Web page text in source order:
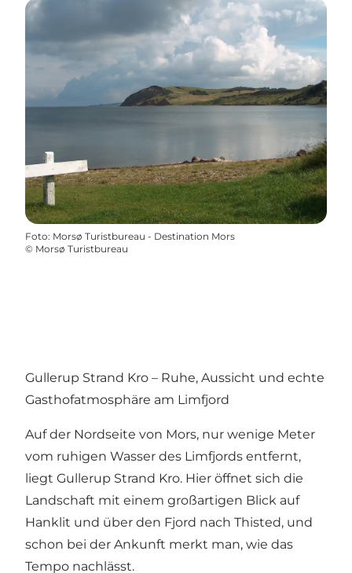
Foto: Morsø Turistbureau - Destination Mors
© Morsø Turistbureau
Gullerup Strand Kro – Ruhe, Aussicht und echte
Gasthofatmosphäre am Limfjord
Auf der Nordseite von Mors, nur wenige Meter
vom ruhigen Wasser des Limfjords entfernt,
liegt Gullerup Strand Kro. Hier öffnet sich die
Landschaft mit einem großartigen Blick auf
Hanklit und über den Fjord nach Thisted, und
schon bei der Ankunft merkt man, wie das
Tempo nachlässt.